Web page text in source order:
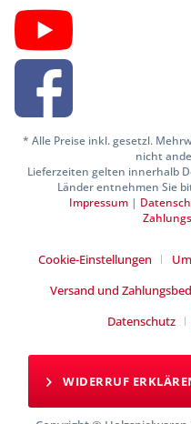
* Alle Preise inkl. gesetzl.
nicht
Lieferzeiten gelten innerhalb
Länder entnehmen Sie
Impressum |
Cookie-Einstellungen
Versand und
Datenschutz
WIDERRUF